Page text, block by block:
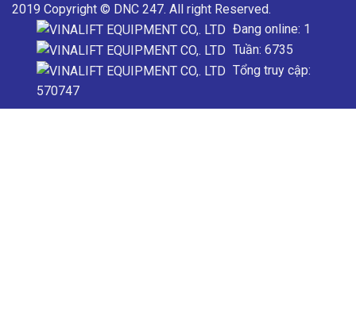
2019 Copyright © DNC 247. All right Reserved.
Đang online: 1
Tuần: 6735
Tổng truy cập:
570747